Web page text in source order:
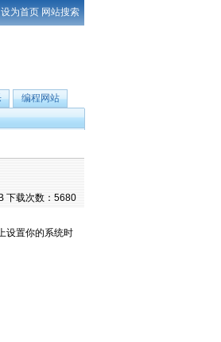
设为首页 网站搜索
编程网站
下载次数：5680
设置你的系统时